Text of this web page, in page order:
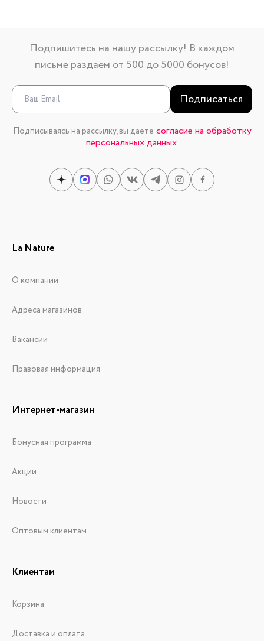
Подпишитесь на нашу рассылку! В каждом
письме раздаем от 500 до 5000 бонусов!
Подписаться
Подписываясь на рассылку, вы даете согласие на обработку
персональных данных.
La Nature
О компании
Адреса магазинов
Вакансии
Правовая информация
Интернет-магазин
Бонусная программа
Акции
Новости
Оптовым клиентам
Клиентам
Корзина
Доставка и оплата